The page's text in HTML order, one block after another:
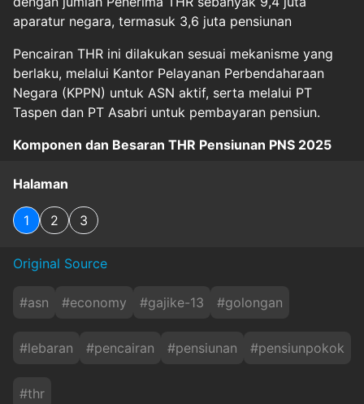
aparatur negara, termasuk 3,6 juta pensiunan
Pencairan THR ini dilakukan sesuai mekanisme yang
berlaku, melalui Kantor Pelayanan Perbendaharaan
Negara (KPPN) untuk ASN aktif, serta melalui PT
Taspen dan PT Asabri untuk pembayaran pensiun.
Komponen dan Besaran THR Pensiunan PNS 2025
Halaman
1 2 3
Original Source
#asn #economy #gajike-13 #golongan
#lebaran #pencairan #pensiunan #pensiunpokok
#thr